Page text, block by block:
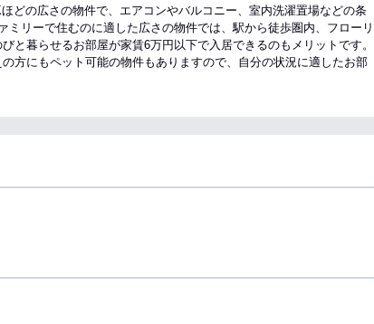
どの広さの物件で、エアコンやバルコニー、室内洗濯置場などの条
リーで住むのに適した広さの物件では、駅から徒歩圏内、フローリ
と暮らせるお部屋が家賃6万円以下で入居できるのもメリットです。
方にもペット可能の物件もありますので、自分の状況に適したお部